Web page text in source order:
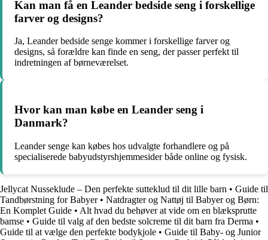
Kan man få en Leander bedside seng i forskellige
farver og designs?
Ja, Leander bedside senge kommer i forskellige farver og
designs, så forældre kan finde en seng, der passer perfekt til
indretningen af børneværelset.
Hvor kan man købe en Leander seng i
Danmark?
Leander senge kan købes hos udvalgte forhandlere og på
specialiserede babyudstyrshjemmesider både online og fysisk.
Jellycat Nusseklude – Den perfekte sutteklud til dit lille barn • Guide til
Tandbørstning for Babyer• Natdragter og Nattøj til Babyer og Børn:
En Komplet Guide • Alt hvad du behøver at vide om en blæksprutte
bamse • Guide til valg af den bedste solcreme til dit barn fra Derma •
Guide til at vælge den perfekte bodykjole • Guide til Baby- og Junior